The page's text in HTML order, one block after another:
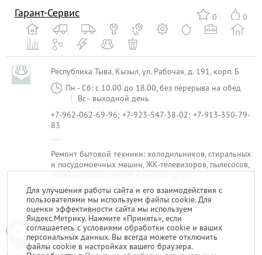
0 0
Гарант-Сервис
Республика Тыва, Кызыл, ул. Рабочая, д. 191, корп. Б
Пн - Сб: с 10.00 до 18.00, без перерыва на обед
Вс - выходной день
+7-962-062-69-96; +7-923-547-38-02; +7-913-350-79-
83
Ремонт бытовой техники: холодильников, стиральных
и посудомоечных машин, ЖК-телевизоров, пылесосов,
микроволновых печей и многое другое
1
Для улучшения работы сайта и его взаимодействия с
пользователями мы используем файлы cookie. Для
оценки эффективности сайта мы используем
Яндекс.Метрику. Нажмите «Принять», если
соглашаетесь с условиями обработки cookie и ваших
персональных данных. Вы всегда можете отключить
файлы cookie в настройках вашего браузера.